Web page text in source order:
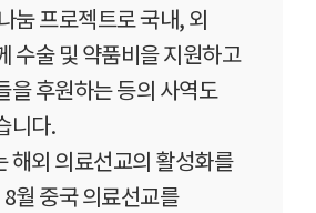
눔 프로젝트로 국내, 외
수술 및 약품비을 지원하고
을 후원하는 등의 사역도
니다.
해외 의료선교의 활성화를
월 중국 의료선교를